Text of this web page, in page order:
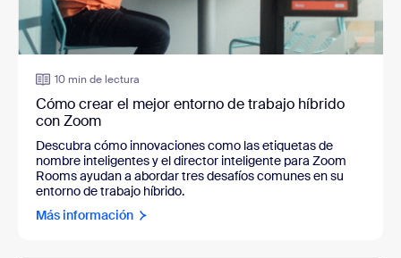
10 min de lectura
Cómo crear el mejor entorno de trabajo híbrido
con Zoom
Descubra cómo innovaciones como las etiquetas de
nombre inteligentes y el director inteligente para Zoom
Rooms ayudan a abordar tres desafíos comunes en su
entorno de trabajo híbrido.
Más información